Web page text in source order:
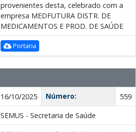
provenientes desta, celebrado com a
empresa MEDFUTURA DISTR. DE
MEDICAMENTOS E PROD. DE SAÚDE
Portaria
16/10/2025 Número:
559
SEMUS - Secretaria de Saúde